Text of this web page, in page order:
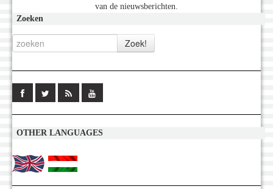
van de nieuwsberichten.
Zoeken
OTHER LANGUAGES